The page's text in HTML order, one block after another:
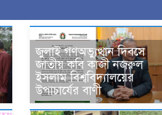
জুলাই গণঅভ্যুত্থান দিবসে
জাতীয় কবি কাজী নজরুল
ইসলাম বিশ্ববিদ্যালয়ের
উপাচার্যের বাণী